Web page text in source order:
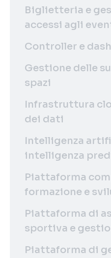
Biglietteria e
accessi agli
Controller e
Gestione delle
spazi
Infrastruttura
dei dati
Intelligenza
intelligenza
Piattaforma
formazione e
Piattaforma di
sportiva e
Piattaforma di